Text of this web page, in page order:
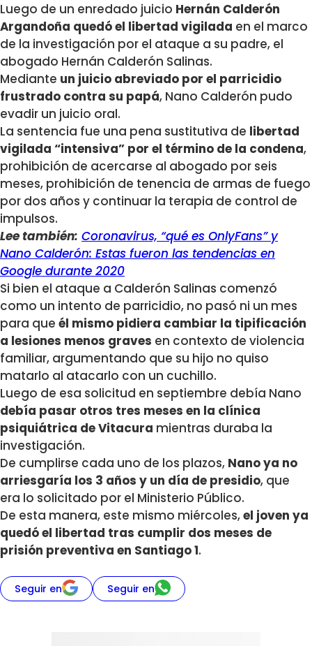
Luego de un enredado juicio Hernán Calderón
Argandoña quedó el libertad vigilada en el marco
de la investigación por el ataque a su padre, el
abogado Hernán Calderón Salinas.
Mediante un juicio abreviado por el parricidio
frustrado contra su papá, Nano Calderón pudo
evadir un juicio oral.
La sentencia fue una pena sustitutiva de libertad
vigilada “intensiva” por el término de la condena,
prohibición de acercarse al abogado por seis
meses, prohibición de tenencia de armas de fuego
por dos años y continuar la terapia de control de
impulsos.
Lee también: Coronavirus, “qué es OnlyFans” y
Nano Calderón: Estas fueron las tendencias en
Google durante 2020
Si bien el ataque a Calderón Salinas comenzó
como un intento de parricidio, no pasó ni un mes
para que él mismo pidiera cambiar la tipificación
a lesiones menos graves en contexto de violencia
familiar, argumentando que su hijo no quiso
matarlo al atacarlo con un cuchillo.
Luego de esa solicitud en septiembre debía Nano
debía pasar otros tres meses en la clínica
psiquiátrica de Vitacura mientras duraba la
investigación.
De cumplirse cada uno de los plazos, Nanoya no
arriesgaría los 3 años y un día de presidio, que
era lo solicitado por el Ministerio Público.
De esta manera, este mismo miércoles,el joven ya
quedó el libertad tras cumplir dos meses de
prisión preventiva en Santiago 1.
Seguir en Seguir en